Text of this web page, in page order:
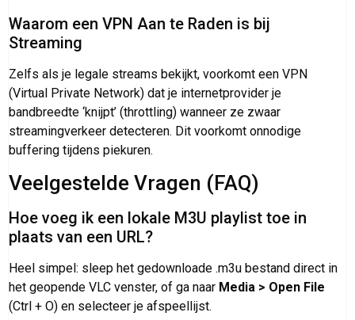
Waarom een VPN Aan te Raden is bij
Streaming
Zelfs als je legale streams bekijkt, voorkomt een VPN
(Virtual Private Network) dat je internetprovider je
bandbreedte ‘knijpt’ (throttling) wanneer ze zwaar
streamingverkeer detecteren. Dit voorkomt onnodige
buffering tijdens piekuren.
Veelgestelde Vragen (FAQ)
Hoe voeg ik een lokale M3U playlist toe in
plaats van een URL?
Heel simpel: sleep het gedownloade .m3u bestand direct in
het geopende VLC venster, of ga naar Media > Open File
(Ctrl + O) en selecteer je afspeellijst.